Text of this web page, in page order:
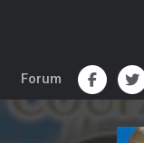
Forum